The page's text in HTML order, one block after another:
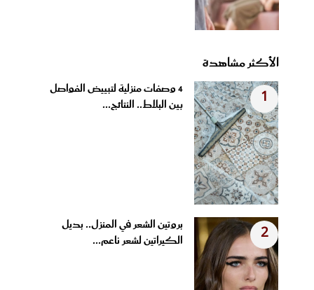
الأكثر مشاهدة
1
4 وصفات منزلية لتبييض الفواصل
بين البلاط.. النتائج...
2
بروتين الشعر في المنزل.. بديل
الكيراتين لشعر ناعم...